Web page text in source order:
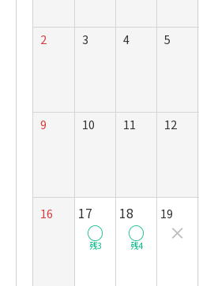
2 3 4 5
9 10 11 12
16 17
○
残3
18
○
残4
19
×